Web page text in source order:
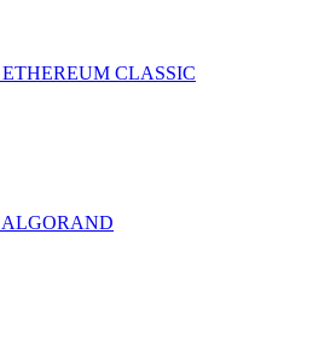
ETHEREUM CLASSIC
ALGORAND